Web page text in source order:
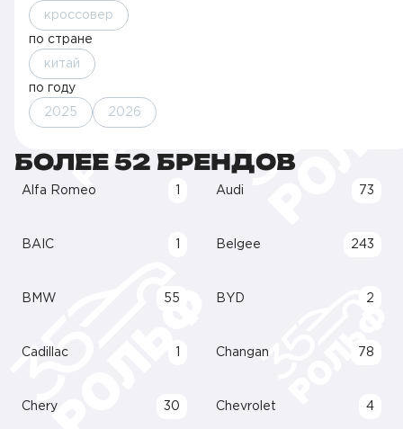
кроссовер
по стране
китай
по году
2025 2026
БОЛЕЕ 52 БРЕНДОВ
Alfa Romeo Audi 73
BAIC Belgee 243
BMW 55 BYD 2
Cadillac Changan 78
Chery 30 Chevrolet 4